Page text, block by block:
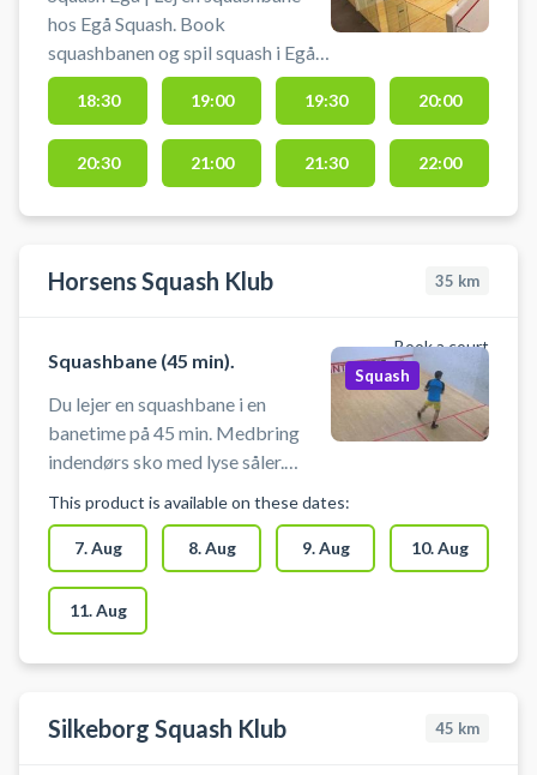
hos Egå Squash. Book
squashbanen og spil squash i Egå
nær Aarhus. Du skal selv
medbringe ketcher og bolde.
18:30 19:00 19:30 20:00
20:30 21:00 21:30 22:00
Horsens Squash Klub 35 km
Book a court
Squashbane (45 min).
Du lejer en squashbane i en
banetime på 45 min. Medbring
indendørs sko med lyse såler.
Omklædnings fasiliteter
tilgængelige. Lyset tænder
automatisk når banetiden starter
Squash
This product is available on these dates:
7. Aug 8. Aug 9. Aug 10. Aug
11. Aug
Silkeborg Squash Klub 45 km